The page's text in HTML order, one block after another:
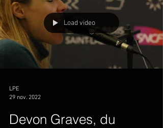
Load video
LPE
29 nov. 2022
Devon Graves, du